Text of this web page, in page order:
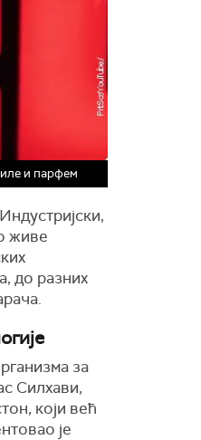
и парфем
живе
до разних
за
Силхави,
који већ
је